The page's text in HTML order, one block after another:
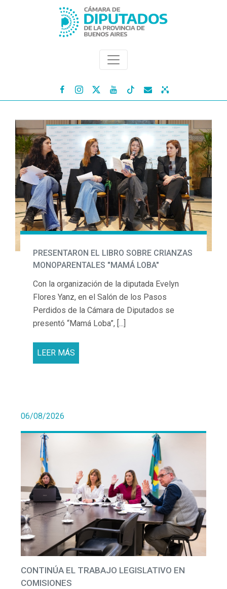
   
PRESENTARON EL LIBRO SOBRE CRIANZAS
MONOPARENTALES "MAMÁ LOBA"
Con la organización de la diputada Evelyn
Flores Yanz, en el Salón de los Pasos
Perdidos de la Cámara de Diputados se
presentó “Mamá Loba”, [...]
LEER MÁS
06/08/2026
CONTINÚA EL TRABAJO LEGISLATIVO EN
COMISIONES